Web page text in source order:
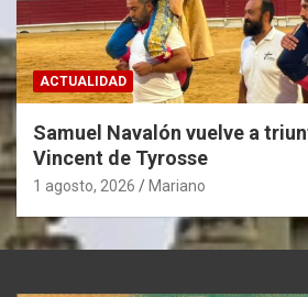
ACTUALIDAD
Samuel Navalón vuelve a
Vincent de Tyrosse
1 agosto, 2026 Mariano